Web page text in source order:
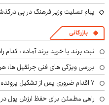
پیام تسلیت وزیر فرهنگ در پی
بازرگانی
ثبت برند یا خرید برند آماده :
بررسی ویژگی های فنی جرثقیل ها: هر
۷ اقدام ضروری پس از تشکیل پرونده مواد مخدر؛ راهنمای خانواده‌ها
راهی مطمئن برای حفظ ارزش پول